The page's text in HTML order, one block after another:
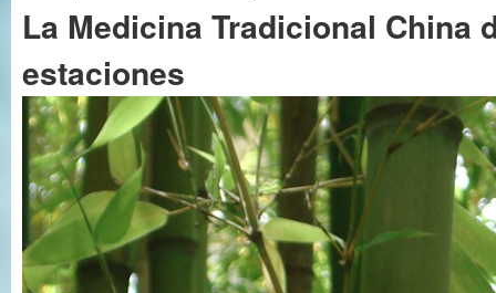
La Medicina Tradicional China
estaciones